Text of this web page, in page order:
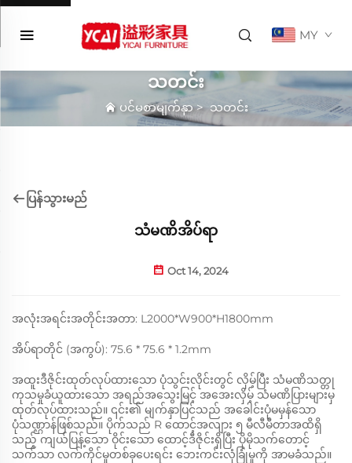
MY
သတင်း
ပင်မစာမျက်နှာ> သတင်း
ပြန်သွားမည်
သံမဏိအိပ်ရာ
Oct 14, 2024
အလုံးအရင်းအတိုင်းအတာ: L2000*W900*H1800mm
အိပ်ရာတိုင် (အကွပ်): 75.6 * 75.6 * 1.2mm
အထူးဒီဇိုင်းထုတ်လုပ်ထားသော ပုံသွင်းလိုင်းတွင် လှိမ့်ပြီး သံမဏိသတ္တု
ကုသမှုခံယူထားသော အရည်အသွေးမြင့် အအေးလှိမ့် သံမဏိပြားများမှ
ထုတ်လုပ်ထားသည်။ ၎င်း၏ မျက်နှာပြင်သည် အခေါင်းပုံမမှန်သော
ပုံသဏ္ဌာန်ဖြစ်သည်။ ပိုက်သည် R ထောင့်အလျား ၅ မီလီမီတာအထိရှိ
သည့် ကျယ်ပြန့်သော ဝိုင်းသော ထောင့်ဒီဇိုင်းရှိပြီး ပိုမိုသက်တောင့်
သက်သာ လက်ကိုင်မှုတစ်ခုပေးရင်း ဘေးကင်းလုံခြုံမှုကို အာမခံသည်။